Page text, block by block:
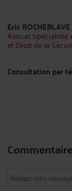
Eric ROCHEBLAVE
Avocat Spécialiste
et Droit de la
Consultation par